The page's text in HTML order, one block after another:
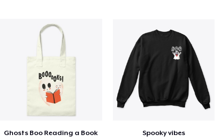
Ghosts Boo Reading a Book Spooky vibes